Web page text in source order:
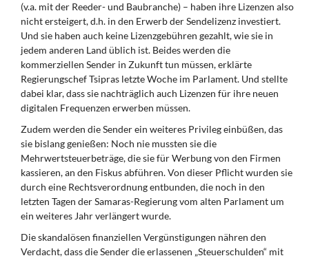
(v.a. mit der Reeder- und Baubranche) – haben ihre Lizenzen also
nicht ersteigert, d.h. in den Erwerb der Sendelizenz investiert.
Und sie haben auch keine Lizenzgebühren gezahlt, wie sie in
jedem anderen Land üblich ist. Beides werden die
kommerziellen Sender in Zukunft tun müssen, erklärte
Regierungschef Tsipras letzte Woche im Parlament. Und stellte
dabei klar, dass sie nachträglich auch Lizenzen für ihre neuen
digitalen Frequenzen erwerben müssen.
Zudem werden die Sender ein weiteres Privileg einbüßen, das
sie bislang genießen: Noch nie mussten sie die
Mehrwertsteuerbeträge, die sie für Werbung von den Firmen
kassieren, an den Fiskus abführen. Von dieser Pflicht wurden sie
durch eine Rechtsverordnung entbunden, die noch in den
letzten Tagen der Samaras-Regierung vom alten Parlament um
ein weiteres Jahr verlängert wurde.
Die skandalösen finanziellen Vergünstigungen nähren den
Verdacht, dass die Sender die erlassenen „Steuerschulden“ mit